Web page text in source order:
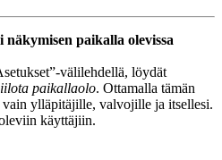
paikalla olevissa
välilehdellä, löydät
paikallaolo. Ottamalla tämän
vain ylläpitäjille, valvojille ja itsellesi.
käyttäjiin.